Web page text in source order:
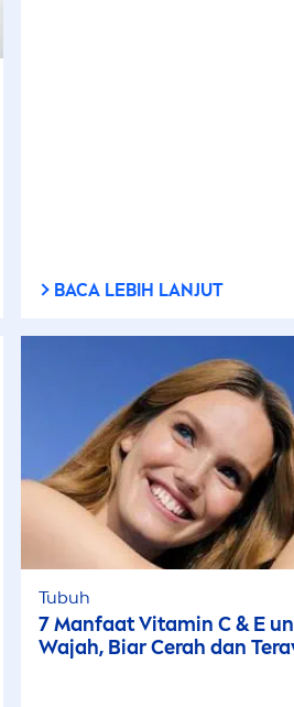
BACA LEBIH LANJUT
Tubuh
7 ManfaatVitamin C & E
Wajah, Biar Cerah dan